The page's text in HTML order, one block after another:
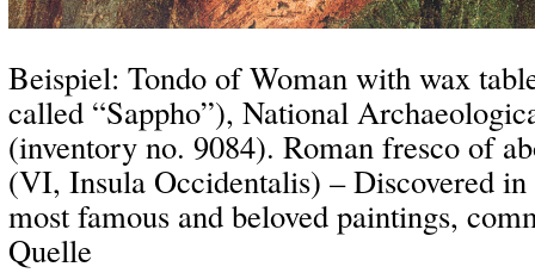
Beispiel: Tondo of Woman with wax
called “Sappho”), National
(inventory no. 9084). Roman fresco of
(VI, Insula Occidentalis) – Discovered
most famous and beloved paintings,
Quelle